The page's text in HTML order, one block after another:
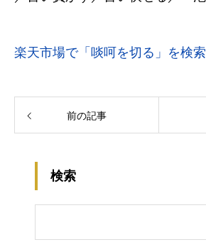
楽天市場で「啖呵を切る」を検索
前の記事
検索